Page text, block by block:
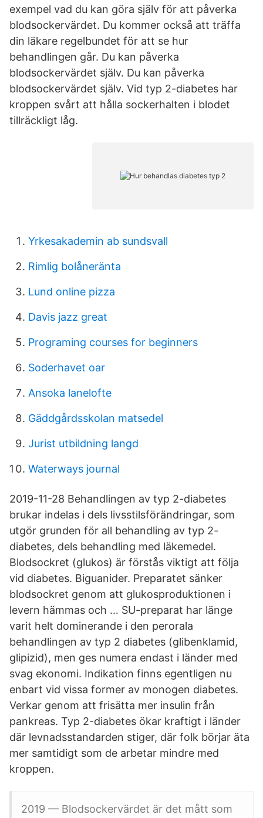
exempel vad du kan göra själv för att påverka
blodsockervärdet. Du kommer också att träffa
din läkare regelbundet för att se hur
behandlingen går. Du kan påverka
blodsockervärdet själv. Du kan påverka
blodsockervärdet själv. Vid typ 2-diabetes har
kroppen svårt att hålla sockerhalten i blodet
tillräckligt låg.
Yrkesakademin ab sundsvall
Rimlig bolåneränta
Lund online pizza
Davis jazz great
Programing courses for beginners
Soderhavet oar
Ansoka lanelofte
Gäddgårdsskolan matsedel
Jurist utbildning langd
Waterways journal
2019-11-28 Behandlingen av typ 2-diabetes
brukar indelas i dels livsstilsförändringar, som
utgör grunden för all behandling av typ 2-
diabetes, dels behandling med läkemedel.
Blodsockret (glukos) är förstås viktigt att följa
vid diabetes. Biguanider. Preparatet sänker
blodsockret genom att glukosproduktionen i
levern hämmas och … SU-preparat har länge
varit helt dominerande i den perorala
behandlingen av typ 2 diabetes (glibenklamid,
glipizid), men ges numera endast i länder med
svag ekonomi. Indikation finns egentligen nu
enbart vid vissa former av monogen diabetes.
Verkar genom att frisätta mer insulin från
pankreas. Typ 2-diabetes ökar kraftigt i länder
där levnadsstandarden stiger, där folk börjar äta
mer samtidigt som de arbetar mindre med
kroppen.
2019 — Blodsockervärdet är det mått som